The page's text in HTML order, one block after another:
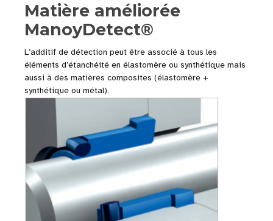
Matière améliorée
ManoyDetect®
L’additif de détection peut être associé à tous les
éléments d’étanchéité en élastomère ou synthétique mais
aussi à des matières composites (élastomère +
synthétique ou métal).